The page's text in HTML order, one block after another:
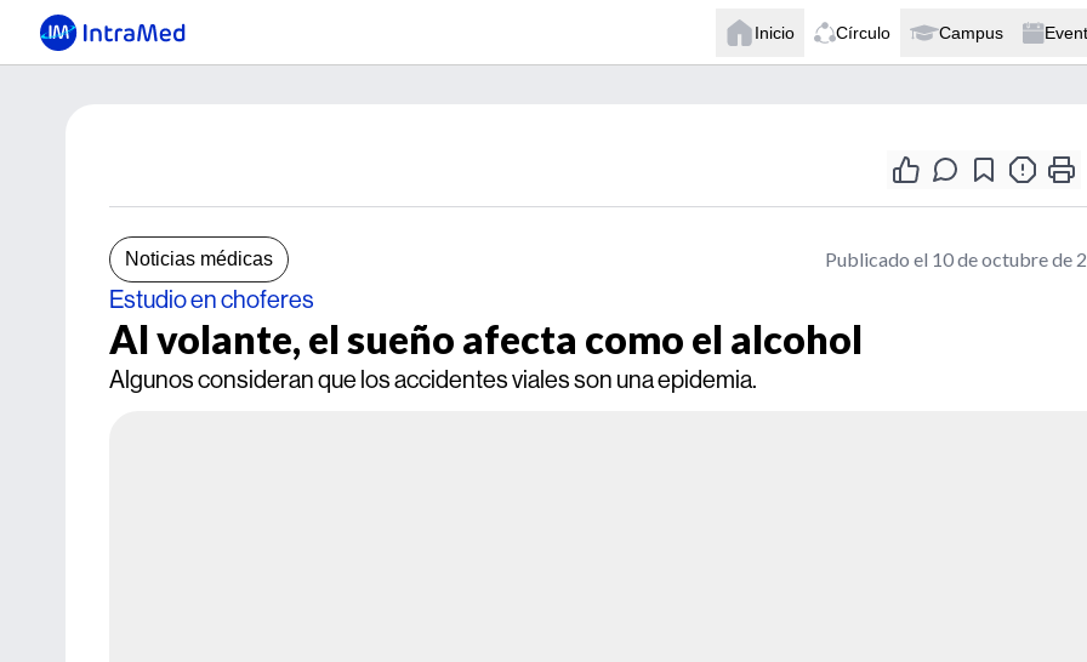
Inicio Círculo Campus
Noticias médicas Publicado el 10 de octubre de
Estudio en choferes
Al volante, el sueño afecta como el alcohol
Algunos consideran que los accidentes viales son una epidemia.